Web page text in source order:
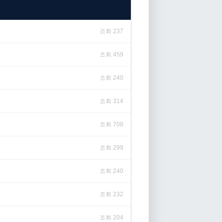
조회 237
조회 459
조회 240
조회 314
조회 708
조회 299
조회 240
조회 232
조회 204